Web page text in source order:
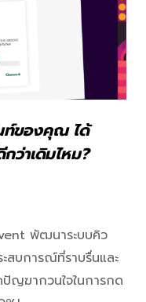
ท์ของคุณ ได้
ว่าเดิมไหม?
พัฒนาระบบคิว
สบการณ์ที่ราบรื่นและ
ญฆากวนใจในการกด